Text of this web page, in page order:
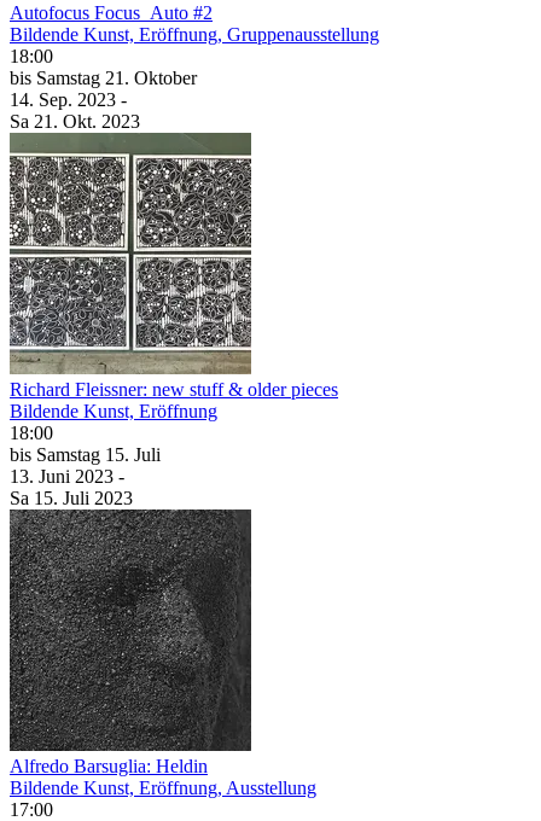
Autofocus Focus_Auto #2
Bildende Kunst, Eröffnung, Gruppenausstellung
18:00
bis Samstag 21. Oktober
14. Sep. 2023 -
Sa 21. Okt. 2023
Richard Fleissner: new stuff & older pieces
Bildende Kunst, Eröffnung
18:00
bis Samstag 15. Juli
13. Juni 2023 -
Sa 15. Juli 2023
Alfredo Barsuglia: Heldin
Bildende Kunst, Eröffnung, Ausstellung
17:00